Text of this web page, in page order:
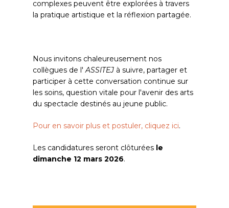
complexes peuvent être explorées à travers
la pratique artistique et la réflexion partagée.
Nous invitons chaleureusement nos
collègues de l'ASSITEJ à suivre, partager et
participer à cette conversation continue sur
les soins, question vitale pour l'avenir des arts
du spectacle destinés au jeune public.
Pour en savoir plus et postuler, cliquez ici.
Les candidatures seront clôturées le
dimanche 12 mars 2026.